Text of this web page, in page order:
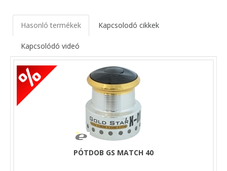
Hasonló termékek Kapcsolodó cikkek
Kapcsolódó videó
PÓTDOB GS MATCH 40